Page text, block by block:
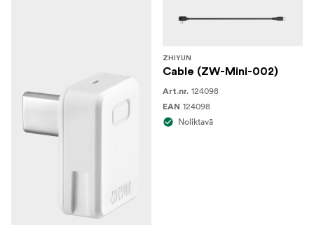
ZHIYUN
Cable (ZW-Mini-002)
Art.nr. 124098
EAN 124098
Noliktavā